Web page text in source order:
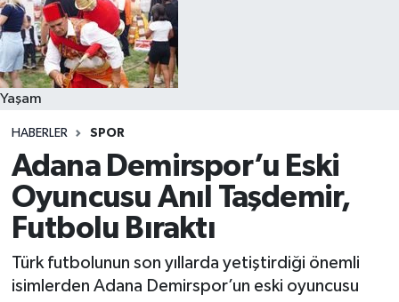
Yaşam
HABERLER SPOR
Adana Demirspor’u Eski
Oyuncusu Anıl Taşdemir,
Futbolu Bıraktı
Türk futbolunun son yıllarda yetiştirdiği önemli
isimlerden Adana Demirspor’un eski oyuncusu